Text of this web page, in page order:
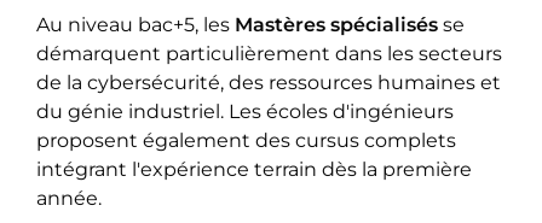
Au niveau bac+5, les Mastères spécialisés se
démarquent particulièrement dans les secteurs
de la cybersécurité, des ressources humaines et
du génie industriel. Les écoles d'ingénieurs
proposent également des cursus complets
intégrant l'expérience terrain dès la première
année.